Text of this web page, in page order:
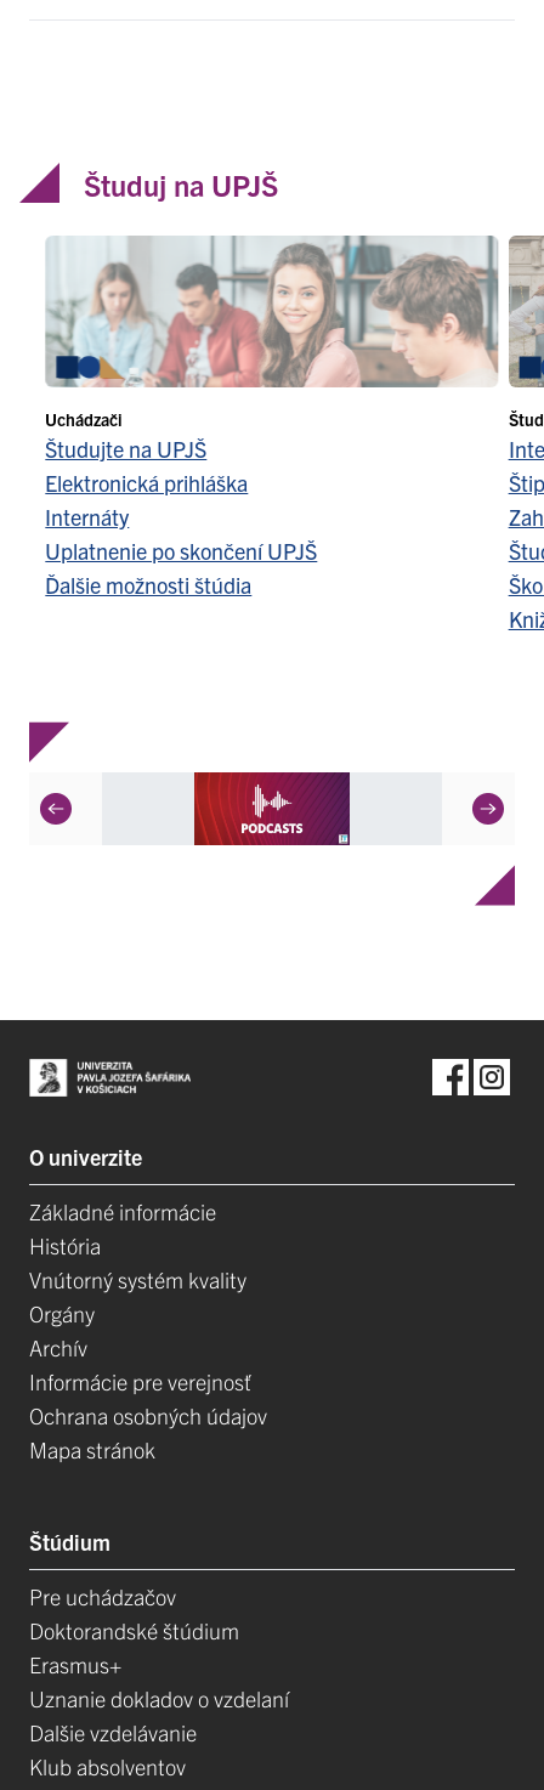
Študuj na UPJŠ
Uchádzači
Študujte na UPJŠ
Elektronická prihláška
Internáty
Uplatnenie po skončení UPJŠ
Ďalšie možnosti štúdia
O univerzite
Základné informácie
História
Vnútorný systém kvality
Orgány
Archív
Informácie pre verejnosť
Ochrana osobných údajov
Mapa stránok
Štúdium
Pre uchádzačov
Doktorandské štúdium
Erasmus+
Uznanie dokladov o vzdelaní
Dalšie vzdelávanie
Klub absolventov